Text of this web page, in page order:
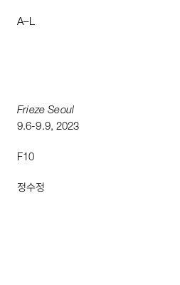
A–L
Frieze Seoul
9.6-9.9, 2023
F10
정수정